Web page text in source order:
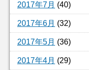
2017年7月 (40)
2017年6月 (32)
2017年5月 (36)
2017年4月 (29)